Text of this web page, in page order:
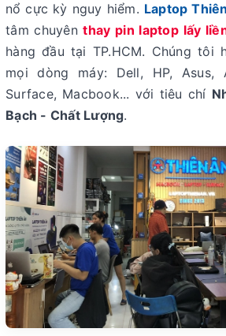
nổ cực kỳ nguy hiểm. Laptop
tâm chuyênthay pin laptop lấy
hàng đầu tại TP.HCM. Chúng tôi
mọi dòng máy: Dell, HP, Asus,
Surface, Macbook... với tiêu chí
Bạch - Chất Lượng.